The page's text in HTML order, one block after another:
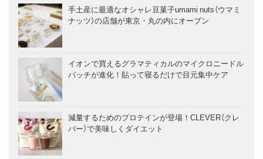
手土産に最適なオシャレ豆菓子umami nuts（ウマミ
ナッツ）の店舗が東京・丸の内にオープン
イオンで買えるグラマティカルのマイクロニードル
パッチが進化！貼って寝るだけで目元集中ケア
減量するためのプロテインが登場！CLEVER（クレ
バー）で美味しくダイエット